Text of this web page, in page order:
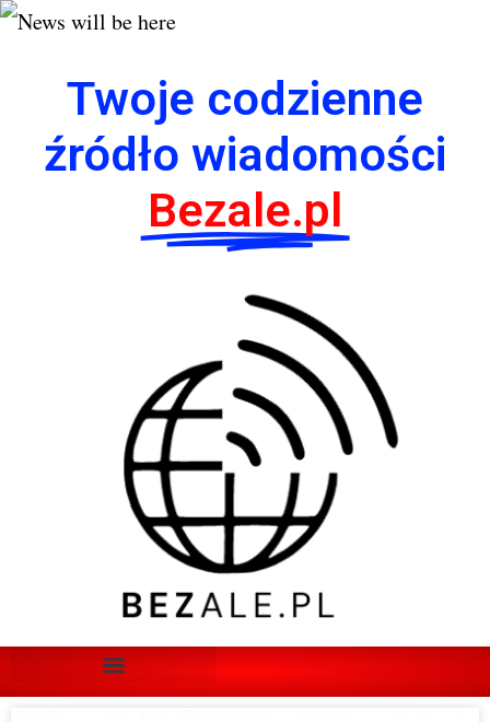
Twoje codzienne
źródło wiadomości
Bezale.pl